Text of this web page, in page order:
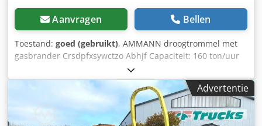
Aanvragen Bellen
Toestand: goed (gebruikt), AMMANN droogtrommel met
gasbrander Crsdpfxsywctzo Abhjf Capaciteit: 160 ton/uur
Advertentie